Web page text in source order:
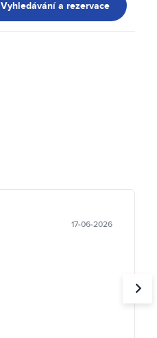
Vyhledávání a rezervace
17-06-2026